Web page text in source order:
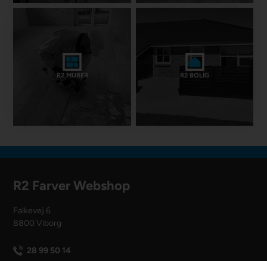
R2 MURER R2 BOLIG
R2 Farver Webshop
Falkevej 6
8800 Viborg
28 99 50 14